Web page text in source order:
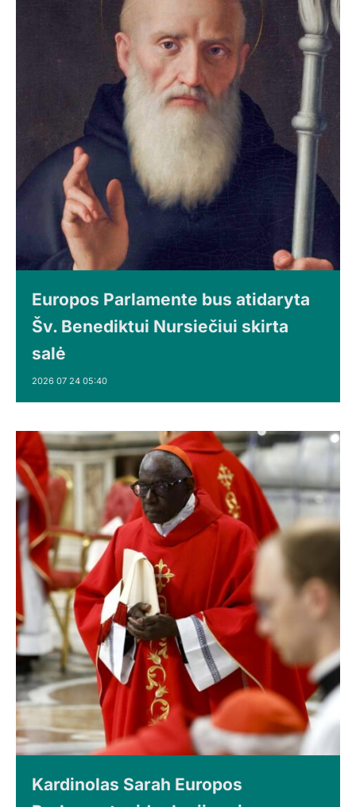
Europos Parlamente bus atidaryta
Šv. Benediktui Nursiečiui skirta
salė
2026 07 24 05:40
Kardinolas Sarah Europos